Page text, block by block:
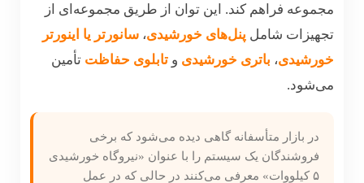
مجموعه فراهم کند. این توان از طریق مجموعه‌ای از
تجهیزات شامل پنل‌های خورشیدی، سانورتر یا اینورتر
خورشیدی، باتری خورشیدی و تابلوی حفاظت تأمین
می‌شود.
در بازار متأسفانه گاهی دیده می‌شود که برخی
فروشندگان یک سیستم را با عنوان «نیروگاه خورشیدی
۵ کیلووات» معرفی می‌کنند در حالی که در عمل